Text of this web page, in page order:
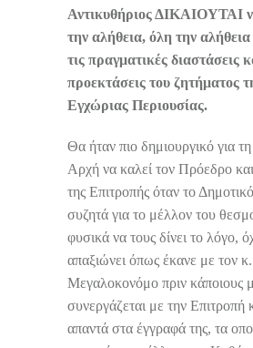
Αντικυθήριος ΔΙΚΑΙΟΥΤΑΙ
την αλήθεια, όλη την αλήθεια
τις πραγματικές διαστάσεις
προεκτάσεις του ζητήματος
Εγχώριας Περιουσίας.
Θα ήταν πιο δημιουργικό για
Αρχή να καλεί τον Πρόεδρο
της Επιτροπής όταν το
συζητά για το μέλλον του
φυσικά να τους δίνει το λόγο,
απαξιώνει όπως έκανε με τον
Μεγαλοκονόμο πριν κάποιους
συνεργάζεται με την Επιτροπή
απαντά στα έγγραφά της, τα